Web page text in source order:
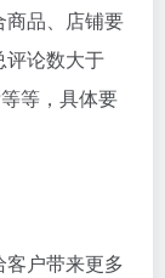
商品、店铺要
评论数大于
等，具体要
户带来更多